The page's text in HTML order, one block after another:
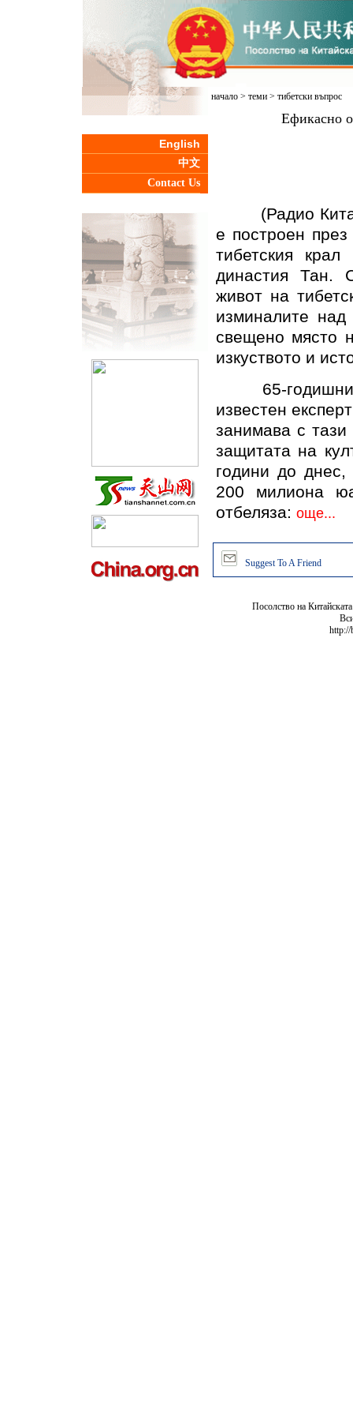
English
中文
Contact Us
начало> теми> тибетски въпрос
Ефикасно
(Радио Китай
е построен
тибетския
династия Тан.
живот на
изминалите
свещено място
изкуството и
65-годишният
известен
занимава с
защитата на
години до днес,
200 милиона
отбеляза: още...
Suggest To A Friend
Посолство на
http://